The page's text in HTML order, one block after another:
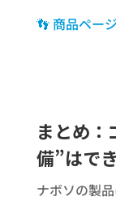
👣 商品ペー
まとめ：
備”はで
ナボソの製